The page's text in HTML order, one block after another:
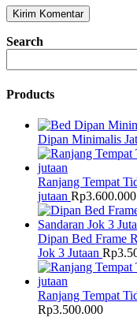
Search
Products
Dipan Minimalis
Ranjang Tempat
jutaan Rp3.600.000
Dipan Bed Frame
Jok 3 Jutaan Rp
Ranjang Tempat
Rp3.500.000